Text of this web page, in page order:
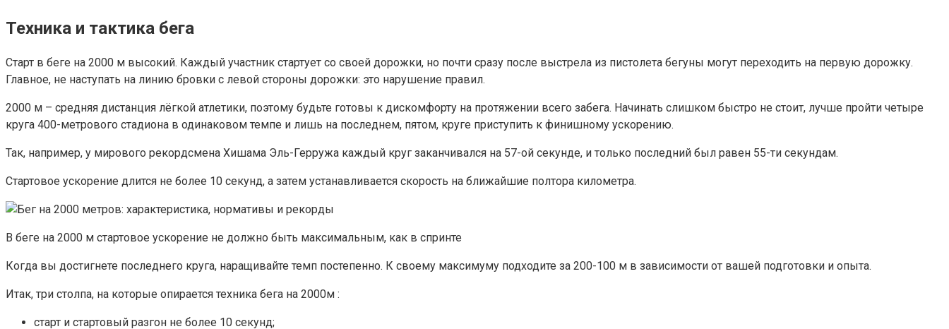
Техника и тактика бега
Старт в беге на 2000 м высокий. Каждый участник стартует со своей дорожки, но почти сразу после выстрела из пистолета бегуны могут переходить на первую дорожку.
Главное, не наступать на линию бровки с левой стороны дорожки: это нарушение правил.
2000 м – средняя дистанция лёгкой атлетики, поэтому будьте готовы к дискомфорту на протяжении всего забега. Начинать слишком быстро не стоит, лучше пройти четыре
круга 400-метрового стадиона в одинаковом темпе и лишь на последнем, пятом, круге приступить к финишному ускорению.
Так, например, у мирового рекордсмена Хишама Эль-Герружа каждый круг заканчивался на 57-ой секунде, и только последний был равен 55-ти секундам.
Стартовое ускорение длится не более 10 секунд, а затем устанавливается скорость на ближайшие полтора километра.
В беге на 2000 м стартовое ускорение не должно быть максимальным, как в спринте
Когда вы достигнете последнего круга, наращивайте темп постепенно. К своему максимуму подходите за 200-100 м в зависимости от вашей подготовки и опыта.
Итак, три столпа, на которые опирается техника бега на 2000м :
старт и стартовый разгон не более 10 секунд;